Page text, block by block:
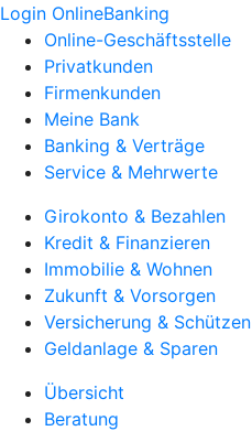
Login OnlineBanking
Online-Geschäftsstelle
Privatkunden
Firmenkunden
Meine Bank
Banking & Verträge
Service & Mehrwerte
Girokonto & Bezahlen
Kredit & Finanzieren
Immobilie & Wohnen
Zukunft & Vorsorgen
Versicherung & Schützen
Geldanlage & Sparen
Übersicht
Beratung